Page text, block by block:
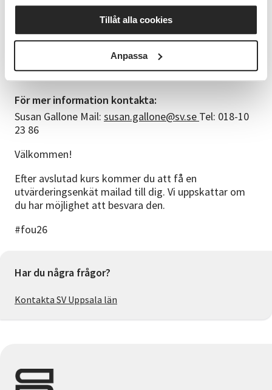
Tillåt alla cookies
Anpassa
använder oss av mötesverktyget zoom.
AnmälanDu anmäler digHÄR(länk leder till
anmälningssida hos SV Föreningsakademin)
. Efter anmälan får du ett mail med
ytterligare information.
För mer information kontakta:
Susan Gallone Mail: susan.gallone@sv.se Tel: 018-10
23 86
Välkommen!
Efter avslutad kurs kommer du att få en
utvärderingsenkät mailad till dig. Vi uppskattar om
du har möjlighet att besvara den.
#fou26
Har du några frågor?
Kontakta SV Uppsala län